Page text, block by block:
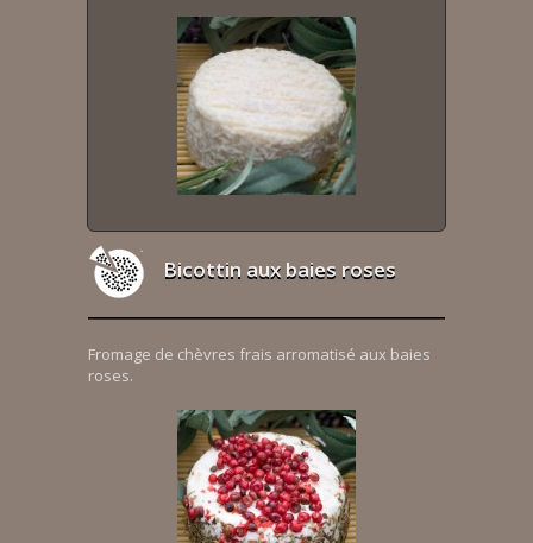
Bicottin aux baies roses
Fromage de chèvres frais arromatisé aux baies
roses.